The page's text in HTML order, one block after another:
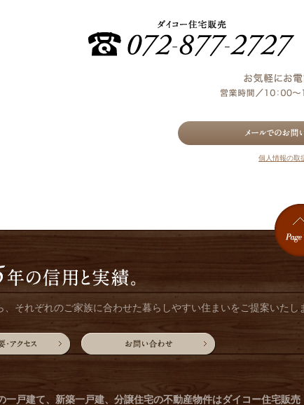
個人情報の取
、それぞれのご家族に合わせた暮らしやすい住まいをご提案いたし
一戸建て、新築一戸建、 分譲住宅の不動産物件はダイコー住宅販